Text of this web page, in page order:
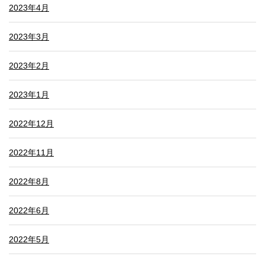
2023年4月
2023年3月
2023年2月
2023年1月
2022年12月
2022年11月
2022年8月
2022年6月
2022年5月